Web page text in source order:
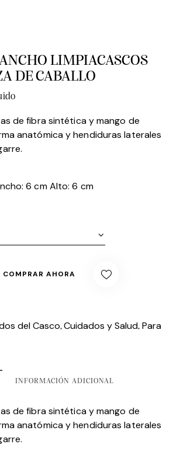
LIMPIACASCOS
DE CABALLO
de fibra sintética y mango de
anatómica y hendiduras laterales
6 cm Alto: 6 cm
COMPRAR AHORA
del Casco,Cuidados y Salud, Para
INFORMACIÓN ADICIONAL
de fibra sintética y mango de
anatómica y hendiduras laterales